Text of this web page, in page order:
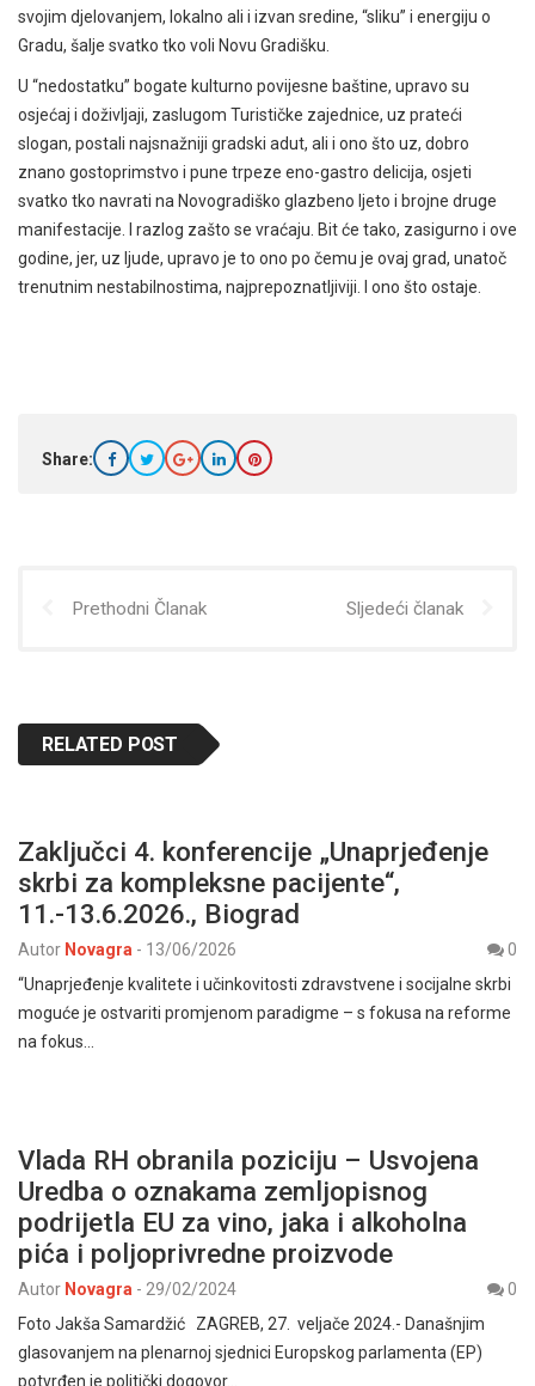
svojim djelovanjem, lokalno ali i izvan sredine, “sliku” i energiju o
Gradu, šalje svatko tko voli Novu Gradišku.
U “nedostatku” bogate kulturno povijesne baštine, upravo su
osjećaj i doživljaji, zaslugom Turističke zajednice, uz prateći
slogan, postali najsnažniji gradski adut, ali i ono što uz, dobro
znano gostoprimstvo i pune trpeze eno-gastro delicija, osjeti
svatko tko navrati na Novogradiško glazbeno ljeto i brojne druge
manifestacije. I razlog zašto se vraćaju. Bit će tako, zasigurno i ove
godine, jer, uz ljude, upravo je to ono po čemu je ovaj grad, unatoč
trenutnim nestabilnostima, najprepoznatljiviji. I ono što ostaje.
Share:
Prethodni Članak Sljedeći članak
RELATED POST
Zaključci 4. konferencije „Unaprjeđenje
skrbi za kompleksne pacijente“,
11.-13.6.2026., Biograd
Autor Novagra - 13/06/2026
0
“Unaprjeđenje kvalitete i učinkovitosti zdravstvene i socijalne skrbi
moguće je ostvariti promjenom paradigme – s fokusa na reforme
na fokus…
Vlada RH obranila poziciju – Usvojena
Uredba o oznakama zemljopisnog
podrijetla EU za vino, jaka i alkoholna
pića i poljoprivredne proizvode
Autor Novagra - 29/02/2024
0
Foto Jakša Samardžić ZAGREB, 27. veljače 2024.- Današnjim
glasovanjem na plenarnoj sjednici Europskog parlamenta (EP)
potvrđen je politički dogovor…